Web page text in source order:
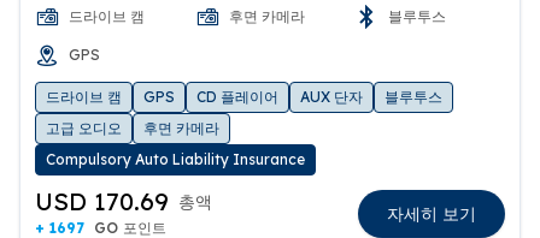
드라이브 캠
후면 카메라 블루투스
GPS
드라이브 캠 GPS CD 플레이어 AUX 단자
블루투스
고급 오디오
후면 카메라
Compulsory Auto Liability Insurance
USD 170.69 총액
+ 1697 GO 포인트
자세히 보기